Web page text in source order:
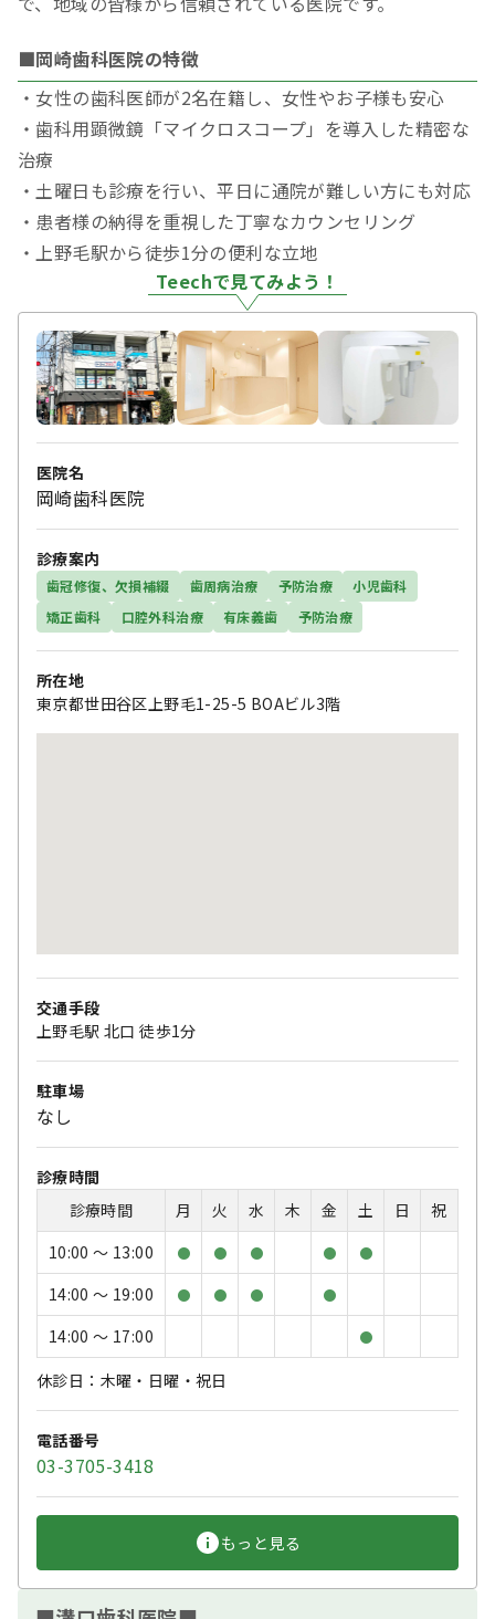
■岡崎歯科医院の特徴
・女性の歯科医師が2名在籍し、女性やお子様も安心
・歯科用顕微鏡「マイクロスコープ」を導入した精密な
治療
・土曜日も診療を行い、平日に通院が難しい方にも対応
・患者様の納得を重視した丁寧なカウンセリング
・上野毛駅から徒歩1分の便利な立地
Teechで見てみよう！
医院名
岡崎歯科医院
診療案内
歯冠修復、欠損補綴 歯周病治療 予防治療
小児歯科
矯正歯科
口腔外科治療 有床義歯 予防治療
所在地
東京都世田谷区上野毛1-25-5 BOAビル3階
交通手段
上野毛駅 北口 徒歩1分
駐車場
なし
診療時間
診療時間
月 火 水 木 金 土 日
祝
10:00 〜 13:00
● ● ● ● ●
14:00 〜 19:00 ● ● ● ●
14:00 〜 17:00 ●
休診日：木曜・日曜・祝日
電話番号
03-3705-3418
もっと見る